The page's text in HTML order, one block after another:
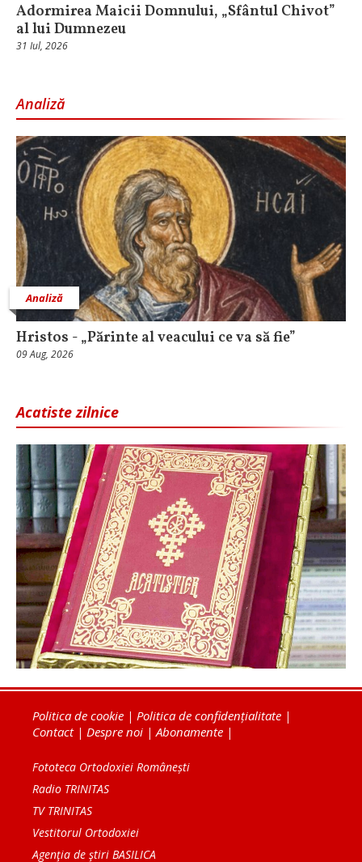
Adormirea Maicii Domnului, „Sfântul Chivot”
al lui Dumnezeu
31 Iul, 2026
Analiză
Analiză
Hristos - „Părinte al veacului ce va să fie”
09 Aug, 2026
Acatiste zilnice
Politica de cookie | Politica de confidențialitate |
Contact| Despre noi |Abonamente |
Fototeca Ortodoxiei Românești
Radio TRINITAS
TV TRINITAS
Vestitorul Ortodoxiei
Agenţia de ştiri BASILICA